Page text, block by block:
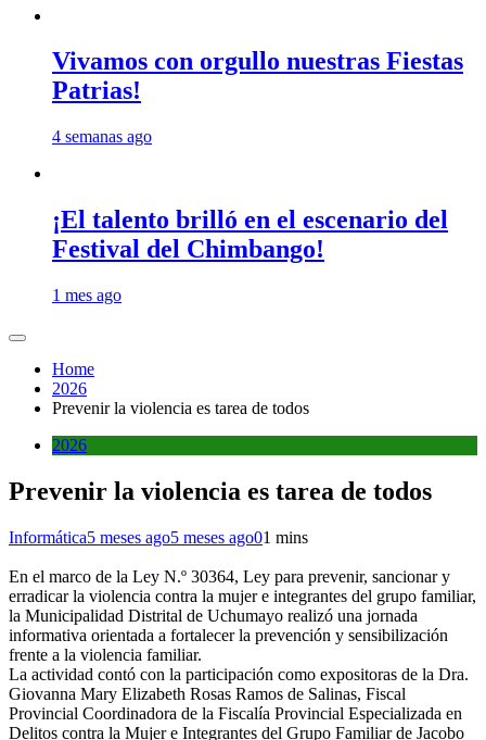
Vivamos con orgullo nuestras Fiestas
Patrias!
4 semanas ago
¡El talento brilló en el escenario del
Festival del Chimbango!
1 mes ago
Home
2026
Prevenir la violencia es tarea de todos
2026
Prevenir la violencia es tarea de todos
Informática5 meses ago5 meses ago01 mins
En el marco de la Ley N.º 30364, Ley para prevenir, sancionar y
erradicar la violencia contra la mujer e integrantes del grupo familiar,
la Municipalidad Distrital de Uchumayo realizó una jornada
informativa orientada a fortalecer la prevención y sensibilización
frente a la violencia familiar.
La actividad contó con la participación como expositoras de la Dra.
Giovanna Mary Elizabeth Rosas Ramos de Salinas, Fiscal
Provincial Coordinadora de la Fiscalía Provincial Especializada en
Delitos contra la Mujer e Integrantes del Grupo Familiar de Jacobo